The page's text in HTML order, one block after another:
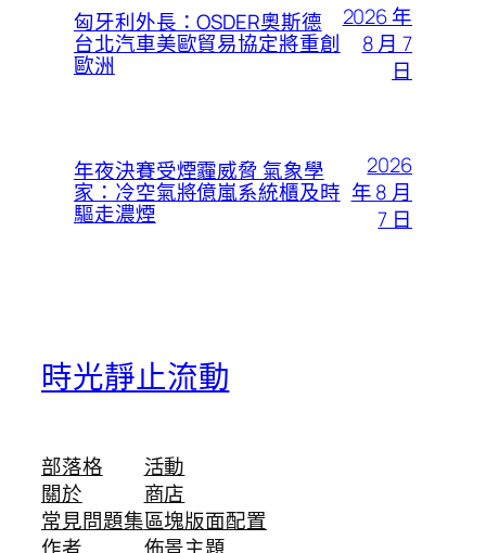
匈牙利外長：OSDER奧斯德
台北汽車美歐貿易協定將重創
歐洲
2026 年
8 月 7
日
年夜決賽受煙霾威脅 氣象學
家：冷空氣將億嵐系統櫃及時
驅走濃煙
2026
年 8 月
7 日
時光靜止流動
部落格
關於
常見問題集
作者
活動
商店
區塊版面配置
佈景主題